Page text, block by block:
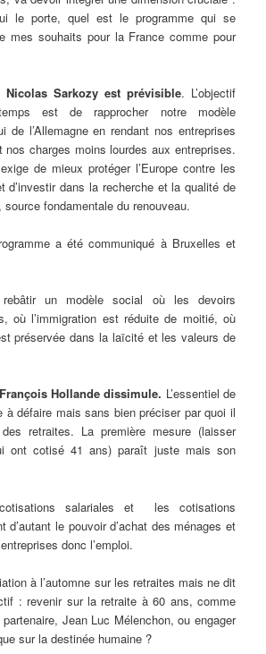
le porte, quel est le programme qui se
mes souhaits pour la France comme pour
Nicolas Sarkozy est prévisible. L’objectif
est de rapprocher notre modèle
de l’Allemagne en rendant nos entreprises
charges moins lourdes aux entreprises.
de mieux protéger l’Europe contre les
d’investir dans la recherche et la qualité de
source fondamentale du renouveau.
a été communiqué à Bruxelles et
un modèle social où les devoirs
où l’immigration est réduite de moitié, où
préservée dans la laïcité et les valeurs de
Hollande dissimule. L’essentiel de
à défaire mais sans bien préciser par quoi il
retraites. La première mesure (laisser
ont cotisé 41 ans) paraît juste mais son
salariales et les cotisations
d’autant le pouvoir d’achat des ménages et
donc l’emploi.
à l’automne sur les retraites mais ne dit
: revenir sur la retraite à 60 ans, comme
Jean Luc Mélenchon, ou engager
sur la destinée humaine ?